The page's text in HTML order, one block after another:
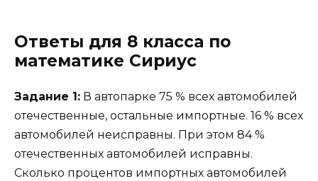
Ответы для 8 класса по
математике Сириус
Задание 1: В автопарке 75 % всех автомобилей
отечественные, остальные импортные. 16 % всех
автомобилей неисправны. При этом 84 %
отечественных автомобилей исправны.
Сколько процентов импортных автомобилей